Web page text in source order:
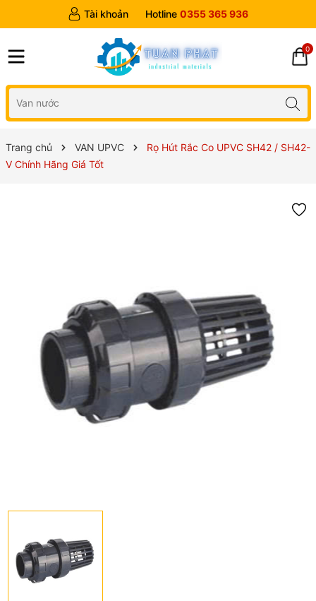
Tài khoản Hotline 0355 365 936
0
Trang chủ VAN UPVC
Rọ Hút Rắc Co UPVC SH42 / SH42-
V Chính Hãng Giá Tốt